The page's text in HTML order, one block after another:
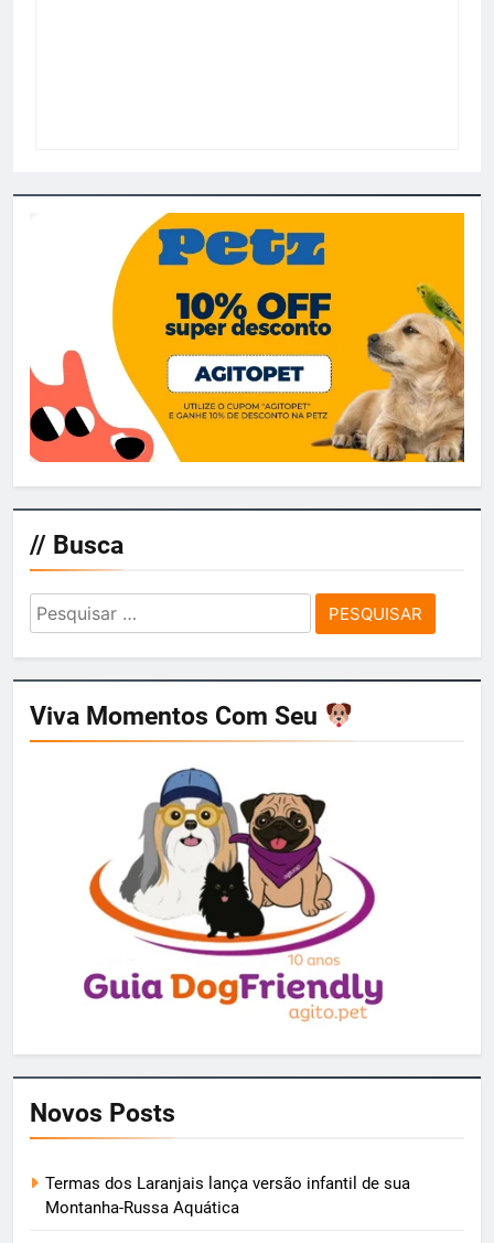
// Busca
Pesquisar
por:
Viva Momentos Com Seu
Novos Posts
Termas dos Laranjais lança versão infantil de sua
Montanha-Russa Aquática